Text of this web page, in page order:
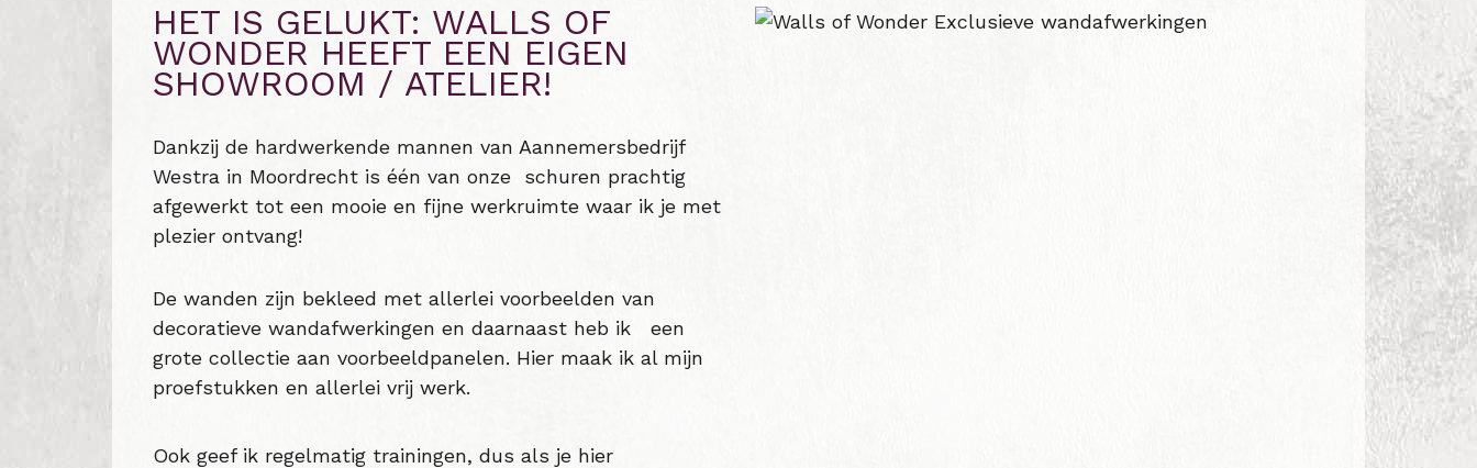
HET IS GELUKT: WALLS OF
WONDER HEEFT EEN EIGEN
SHOWROOM / ATELIER!
Dankzij de hardwerkende mannen van Aannemersbedrijf
Westra in Moordrecht is één van onze schuren prachtig
afgewerkt tot een mooie en fijne werkruimte waar ik je met
plezier ontvang!
De wanden zijn bekleed met allerlei voorbeelden van
decoratieve wandafwerkingen en daarnaast heb ik een
grote collectie aan voorbeeldpanelen. Hier maak ik al mijn
proefstukken en allerlei vrij werk.
Ook geef ik regelmatig trainingen, dus als je hier